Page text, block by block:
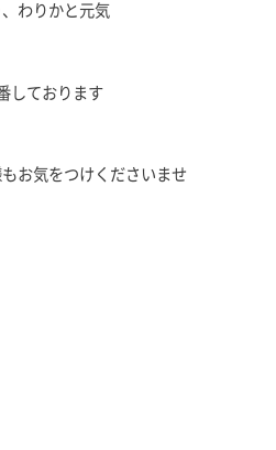
わりかと元気
しております
お気をつけくださいませ